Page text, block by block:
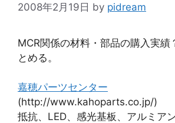
2008年2月19日 by pidream
MCR関係の材料・部品の購入実績
とめる。
嘉穂パーツセンター
(http://www.kahoparts.co.jp/)
抵抗、LED、感光基板、アルミア